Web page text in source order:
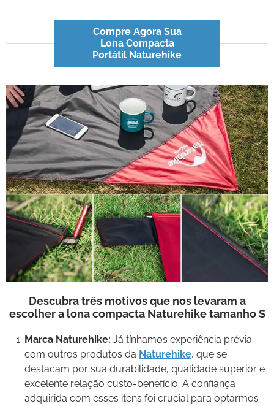
Compre Agora Sua
Lona Compacta
Portátil Naturehike
Descubra três motivos que nos levaram a
escolher a lona compacta Naturehike tamanho S
Marca Naturehike: Já tínhamos experiência prévia
com outros produtos da Naturehike, que se
destacam por sua durabilidade, qualidade superior e
excelente relação custo-benefício. A confiança
adquirida com esses itens foi crucial para optarmos